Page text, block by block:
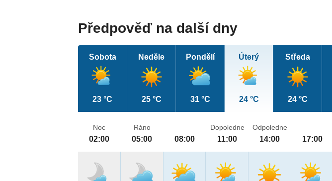
Předpověď na další dny
Sobota
23 °C
Neděle
25 °C
Pondělí
31 °C
Úterý
24 °C
Středa
24 °C
Noc
02:00
Ráno
05:00 08:00
Dopoledne
11:00
Odpoledne
14:00 17:00